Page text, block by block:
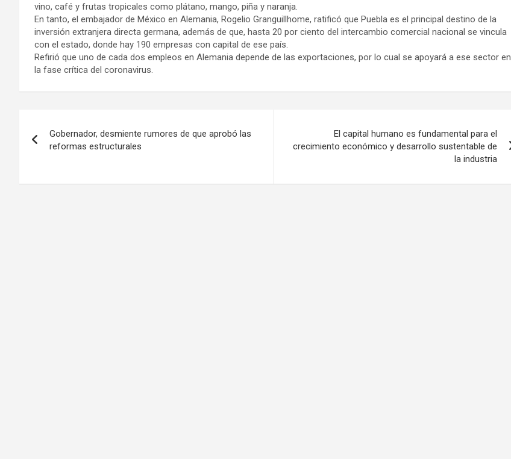
vino, café y frutas tropicales como plátano, mango, piña y naranja.
En tanto, el embajador de México en Alemania, Rogelio Granguillhome, ratificó que Puebla es el principal destino de la
inversión extranjera directa germana, además de que, hasta 20 por ciento del intercambio comercial nacional se vincula
con el estado, donde hay 190 empresas con capital de ese país.
Refirió que uno de cada dos empleos en Alemania depende de las exportaciones, por lo cual se apoyará a ese sector en
la fase crítica del coronavirus.
de
Gobernador, desmiente rumores de que aprobó las
reformas estructurales
El capital humano es fundamental para el
crecimiento económico y desarrollo sustentable de
la industria